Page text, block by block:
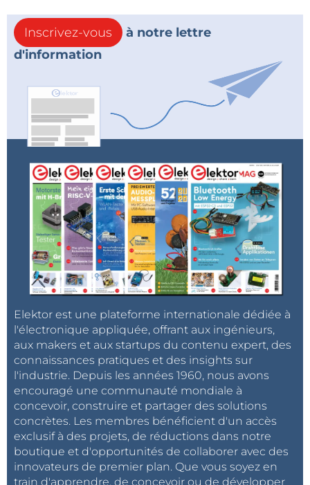
Inscrivez-vous
à notre lettre
d'information
Elektor est une plateforme internationale dédiée à
l'électronique appliquée, offrant aux ingénieurs,
aux makers et aux startups du contenu expert, des
connaissances pratiques et des insights sur
l'industrie. Depuis les années 1960, nous avons
encouragé une communauté mondiale à
concevoir, construire et partager des solutions
concrètes. Les membres bénéficient d'un accès
exclusif à des projets, de réductions dans notre
boutique et d'opportunités de collaborer avec des
innovateurs de premier plan. Que vous soyez en
train d'apprendre, de concevoir ou de développer